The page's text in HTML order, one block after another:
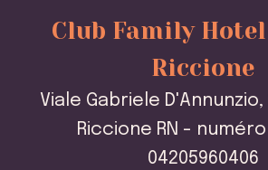
Club Family
Riccione
Viale Gabriele D'Annunzio,
Riccione RN - numéro
04205960406